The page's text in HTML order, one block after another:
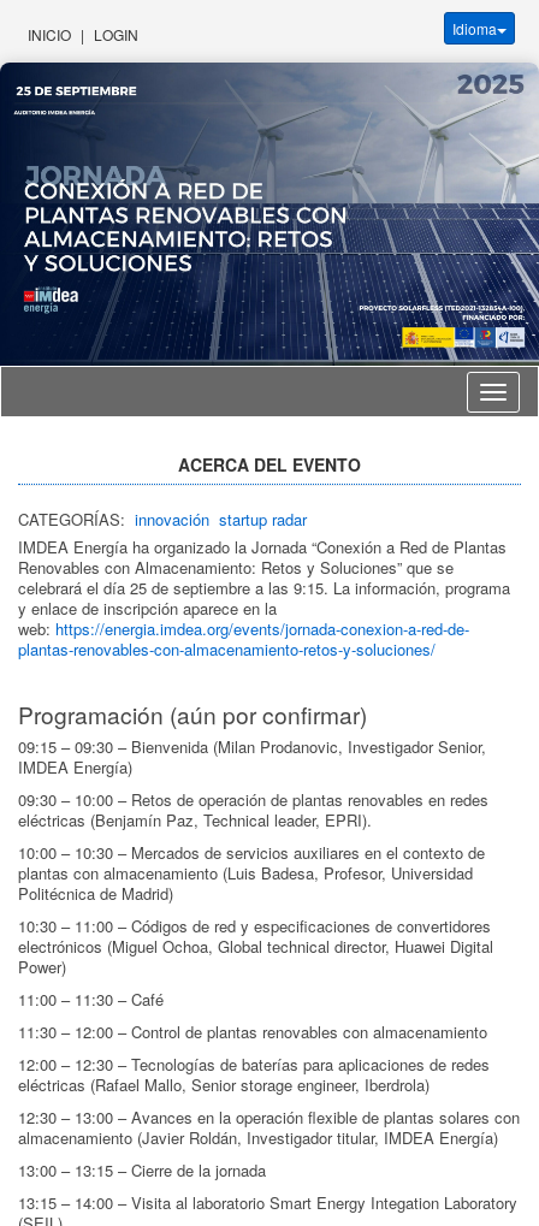
INICIO | LOGIN Idioma
Idioma
ACERCA DEL EVENTO
CATEGORÍAS: innovación startup radar
IMDEA Energía ha organizado la Jornada “Conexión a Red de Plantas
Renovables con Almacenamiento: Retos y Soluciones” que se
celebrará el día 25 de septiembre a las 9:15. La información, programa
y enlace de inscripción aparece en la
web: https://energia.imdea.org/events/jornada-conexion-a-red-de-
plantas-renovables-con-almacenamiento-retos-y-soluciones/
Programación (aún por confirmar)
09:15 – 09:30 – Bienvenida (Milan Prodanovic, Investigador Senior,
IMDEA Energía)
09:30 – 10:00 – Retos de operación de plantas renovables en redes
eléctricas (Benjamín Paz, Technical leader, EPRI).
10:00 – 10:30 – Mercados de servicios auxiliares en el contexto de
plantas con almacenamiento (Luis Badesa, Profesor, Universidad
Politécnica de Madrid)
10:30 – 11:00 – Códigos de red y especificaciones de convertidores
electrónicos (Miguel Ochoa, Global technical director, Huawei Digital
Power)
11:00 – 11:30 – Café
11:30 – 12:00 – Control de plantas renovables con almacenamiento
12:00 – 12:30 – Tecnologías de baterías para aplicaciones de redes
eléctricas (Rafael Mallo, Senior storage engineer, Iberdrola)
12:30 – 13:00 – Avances en la operación flexible de plantas solares con
almacenamiento (Javier Roldán, Investigador titular, IMDEA Energía)
13:00 – 13:15 – Cierre de la jornada
13:15 – 14:00 – Visita al laboratorio Smart Energy Integation Laboratory